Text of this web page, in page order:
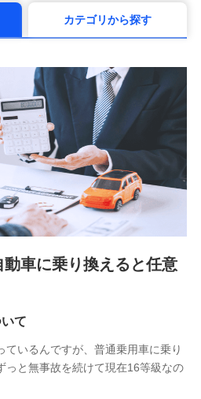
）
社(https://www.metlife.co.jp/)
保険 (https://kailash.co.jp/)
険会社 (https://www.i-
株式会社 (https://www.sbipet-
会社
)
保険株式会社
険株式会社
)
x.co.jp/)
期保険株式会社
)
カテゴリから探す
車に乗り換えると任意
て
いるんですが、普通乗用車に乗り
っと無事故を続けて現在16等級なの